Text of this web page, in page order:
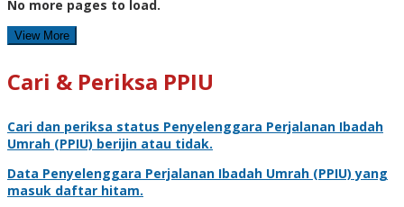
No more pages to load.
View More
Cari & Periksa PPIU
Cari dan periksa status Penyelenggara Perjalanan Ibadah
Umrah (PPIU) berijin atau tidak.
Data Penyelenggara Perjalanan Ibadah Umrah (PPIU) yang
masuk daftar hitam.